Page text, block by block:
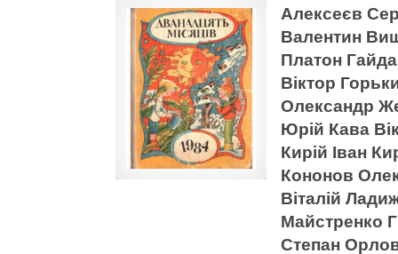
Алексеєв
Валентин
Платон
Віктор
Олександр
Юрій Кава
Кирій Іван
Кононов
Віталій
Майстренко
Степан